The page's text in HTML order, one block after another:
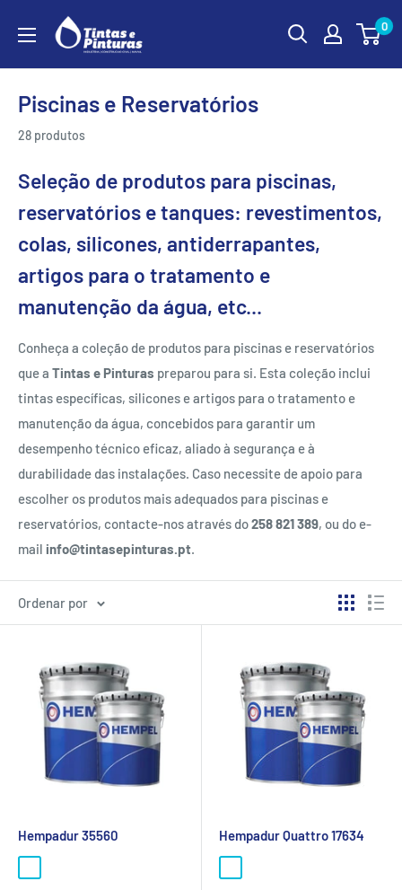
para
0
Piscinas e Reservatórios
28 produtos
Seleção de produtos para piscinas,
reservatórios e tanques: revestimentos,
colas, silicones, antiderrapantes,
artigos para o tratamento e
manutenção da água, etc...
Conheça a coleção de produtos para piscinas e reservatórios
que a Tintas e Pinturas preparou para si. Esta coleção inclui
tintas específicas, silicones e artigos para o tratamento e
manutenção da água, concebidos para garantir um
desempenho técnico eficaz, aliado à segurança e à
durabilidade das instalações. Caso necessite de apoio para
escolher os produtos mais adequados para piscinas e
reservatórios, contacte-nos através do258 821 389, ou do e-
mail info@tintasepinturas.pt.
Ordenar por
Hempadur 35560 Hempadur Quattro 17634